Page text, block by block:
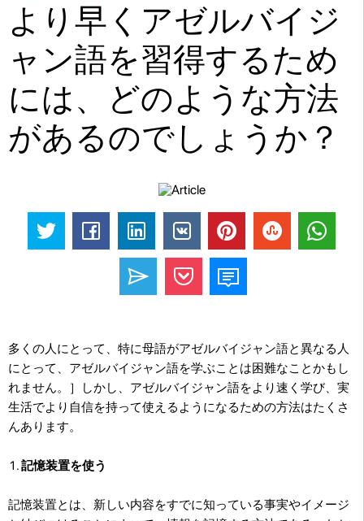
より早くアゼルバイジ
ャン語を習得するため
には、どのような方法
があるのでしょうか？
多くの人にとって、特に母語がアゼルバイジャン語と異なる人
にとって、アゼルバイジャン語を学ぶことは困難なことかもし
れません。］しかし、アゼルバイジャン語をより速く学び、実
生活でより自信を持って使えるようになるための方法はたくさ
んあります。
記憶装置を使う
記憶装置とは、新しい内容をすでに知っている事実やイメージ